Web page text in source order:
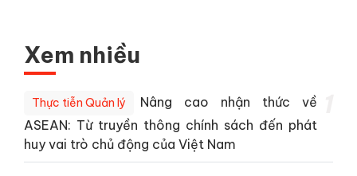
Xem nhiều
Thực tiễn Quản lý
Nâng cao nhận thức về
ASEAN: Từ truyền thông chính sách đến phát
huy vai trò chủ động của Việt Nam